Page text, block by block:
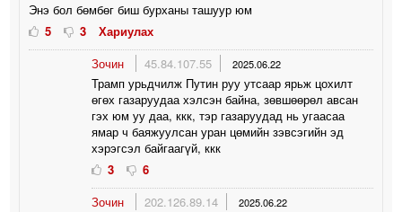
Энэ бол бөмбөг биш бурханы ташуур юм
5
3
Хариулах
Зочин
45.84.107.55 2025.06.22
Трамп урьдчилж Путин руу утсаар ярьж цохилт
өгөх газаруудаа хэлсэн байна, зөвшөөрөл авсан
гэх юм уу даа, ккк, тэр газаруудад нь угаасаа
ямар ч баяжуулсан уран цөмийн зэвсэгийн эд
хэрэгсэл байгаагүй, ккк
3
6
Зочин
202.126.89.14 2025.06.22